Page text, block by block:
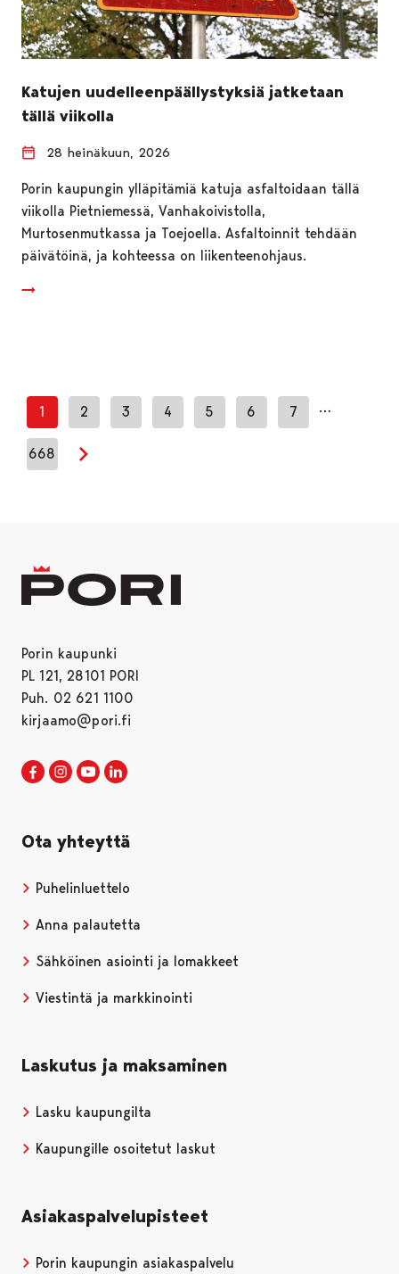
Katujen uudelleenpäällystyksiä jatketaan
tällä viikolla
28 heinäkuun, 2026
Porin kaupungin ylläpitämiä katuja asfaltoidaan tällä
viikolla Pietniemessä, Vanhakoivistolla,
Murtosenmutkassa ja Toejoella. Asfaltoinnit tehdään
päivätöinä, ja kohteessa on liikenteenohjaus.
1 2 3 4 5 6 7 …
668
Porin kaupunki
PL 121, 28101 PORI
Puh. 02 621 1100
kirjaamo@pori.fi
Porin kaupunki Facebookissa
Avautuu uudessa välilehdessä
Porin kaupunki Instagramissa
Avautuu uudessa välilehdessä
Porin kaupunki Youtubessa
Avautuu uudessa välilehdessä
Ota yhteyttä
Puhelinluettelo
Anna palautetta
Sähköinen asiointi ja lomakkeet
Viestintä ja markkinointi
Laskutus ja maksaminen
Lasku kaupungilta
Kaupungille osoitetut laskut
Asiakaspalvelupisteet
Porin kaupungin asiakaspalvelu